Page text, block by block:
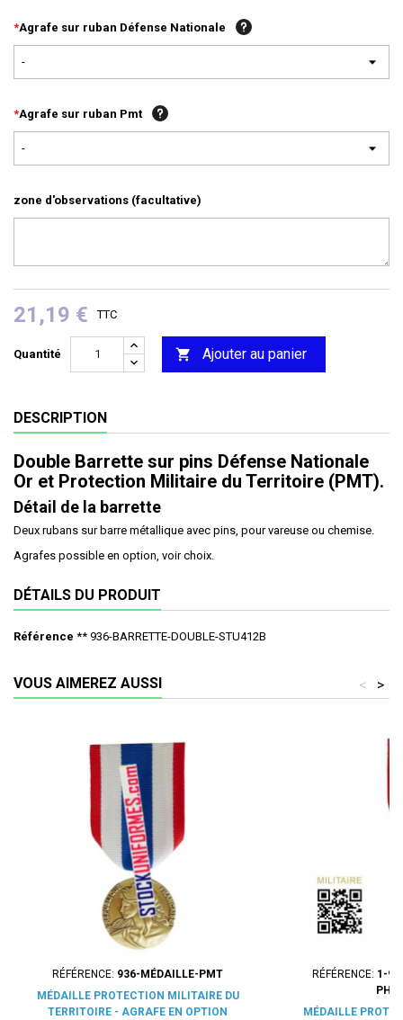
*Agrafe sur ruban Défense Nationale
-
*Agrafe sur ruban Pmt
-
zone d'observations (facultative)
21,19 € TTC
Quantité  Ajouter au panier
DESCRIPTION
Double Barrette sur pins Défense Nationale
Or et Protection Militaire du Territoire (PMT).
Détail de la barrette
Deux rubans sur barre métallique avec pins, pour vareuse ou chemise.
Agrafes possible en option, voir choix.
DÉTAILS DU PRODUIT
Référence ** 936-BARRETTE-DOUBLE-STU412B
VOUS AIMEREZ AUSSI >
<
RÉFÉRENCE: 936-MÉDAILLE-PMT
MÉDAILLE PROTECTION MILITAIRE DU
TERRITOIRE - AGRAFE EN OPTION
RÉFÉRENCE: 1-
MÉDAILLE